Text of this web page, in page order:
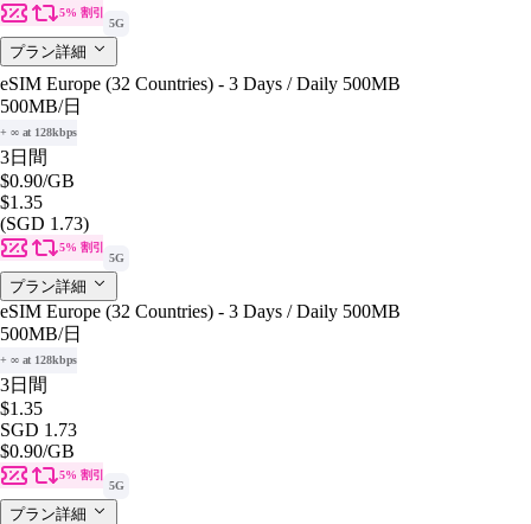
5% 割引
5G
プラン詳細
eSIM Europe (32 Countries) - 3 Days / Daily 500MB
500MB/日
+ ∞ at 128kbps
3日間
$0.90/GB
$1.35
(SGD 1.73)
5% 割引
5G
プラン詳細
eSIM Europe (32 Countries) - 3 Days / Daily 500MB
500MB/日
+ ∞ at 128kbps
3日間
$1.35
SGD 1.73
$0.90/GB
5% 割引
5G
プラン詳細